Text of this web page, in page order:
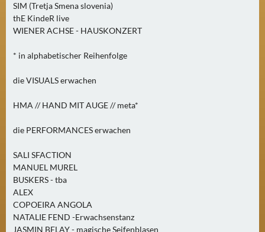
G
U
S
T
1
)
S
E
P
T
E
M
B
SIM (Tretja Smena slovenia)
thE KindeR live
WIENER ACHSE - HAUSKONZERT
* in alphabetischer Reihenfolge
die VISUALS erwachen
HMA // HAND MIT AUGE // meta*
die PERFORMANCES erwachen
SALI SFACTION
MANUEL MUREL
BUSKERS - tba
ALEX
COPOEIRA ANGOLA
NATALIE FEND -Erwachsenstanz
JASMIN BELAY - magische Seifenblasen